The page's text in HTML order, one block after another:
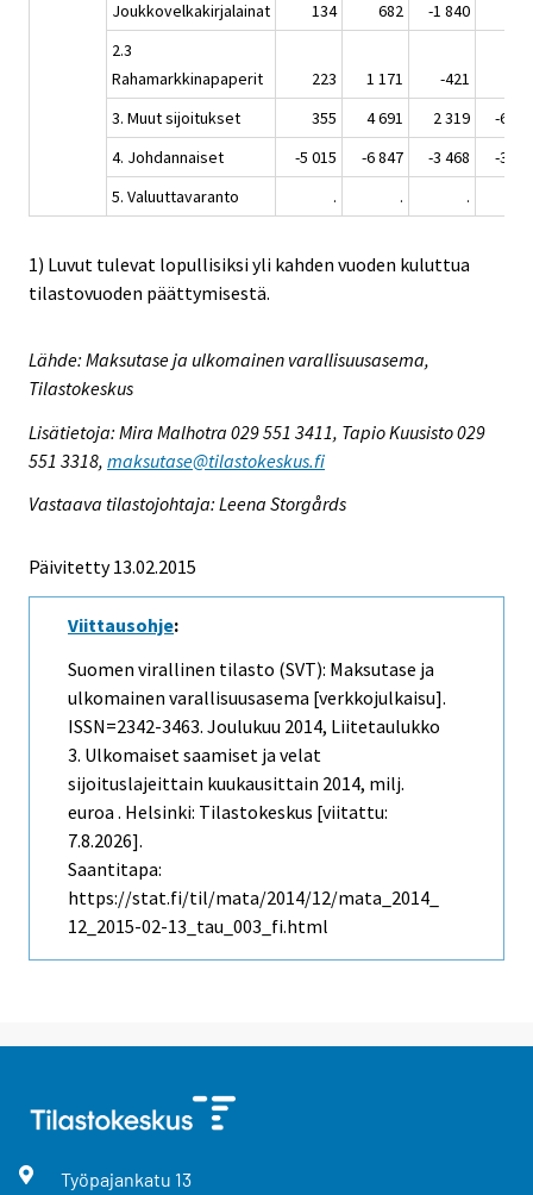
Joukkovelkakirjalainat 134 682 -1 840
2.3
Rahamarkkinapaperit
223 1 171 -421
3. Muut sijoitukset
355 4 691 2 319
-6
4. Johdannaiset
-5 015 -6 847 -3 468
-3
5. Valuuttavaranto
. . .
1) Luvut tulevat lopullisiksi yli kahden vuoden kuluttua
tilastovuoden päättymisestä.
Lähde: Maksutase ja ulkomainen varallisuusasema,
Tilastokeskus
Lisätietoja: Mira Malhotra 029 551 3411, Tapio Kuusisto 029
551 3318, maksutase@tilastokeskus.fi
Vastaava tilastojohtaja: Leena Storgårds
Päivitetty 13.02.2015
Viittausohje:
Suomen virallinen tilasto (SVT): Maksutase ja
ulkomainen varallisuusasema [verkkojulkaisu].
ISSN=2342-3463. Joulukuu 2014, Liitetaulukko
3. Ulkomaiset saamiset ja velat
sijoituslajeittain kuukausittain 2014, milj.
euroa . Helsinki: Tilastokeskus [viitattu:
7.8.2026].
Saantitapa:
https://stat.fi/til/mata/2014/12/mata_2014_
12_2015-02-13_tau_003_fi.html
Työpajankatu 13